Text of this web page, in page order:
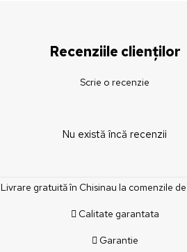
Recenziile clienților
Scrie o recenzie
Nu există încă recenzii
Livrare gratuită în Chisinau la comenzile
Calitate garantata
Garantie